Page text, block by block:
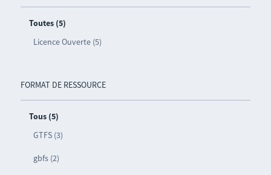
Toutes (5)
Licence Ouverte (5)
FORMAT DE RESSOURCE
Tous (5)
GTFS (3)
gbfs (2)